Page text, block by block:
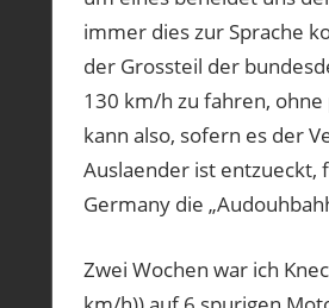
immer dies zur Sprache
der Grossteil der
130 km/h zu fahren,
kann also, sofern es der
Auslaender ist entzueckt,
Germany die
Zwei Wochen war ich